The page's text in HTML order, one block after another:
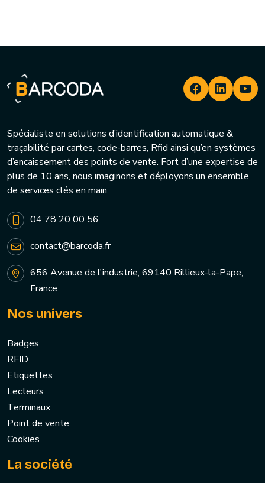
Spécialiste en solutions d’identification automatique &
traçabilité par cartes, code-barres, Rfid ainsi qu’en systèmes
d’encaissement des points de vente. Fort d’une expertise de
plus de 10 ans, nous imaginons et déployons un ensemble
de services clés en main.
04 78 20 00 56
contact@barcoda.fr
656 Avenue de l'industrie, 69140 Rillieux-la-Pape,
France
Nos univers
Badges
RFID
Etiquettes
Lecteurs
Terminaux
Point de vente
Cookies
La société